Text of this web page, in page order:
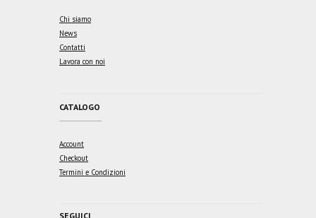
Chi siamo
News
Contatti
Lavora con noi
CATALOGO
Account
Checkout
Termini e Condizioni
SEGUICI